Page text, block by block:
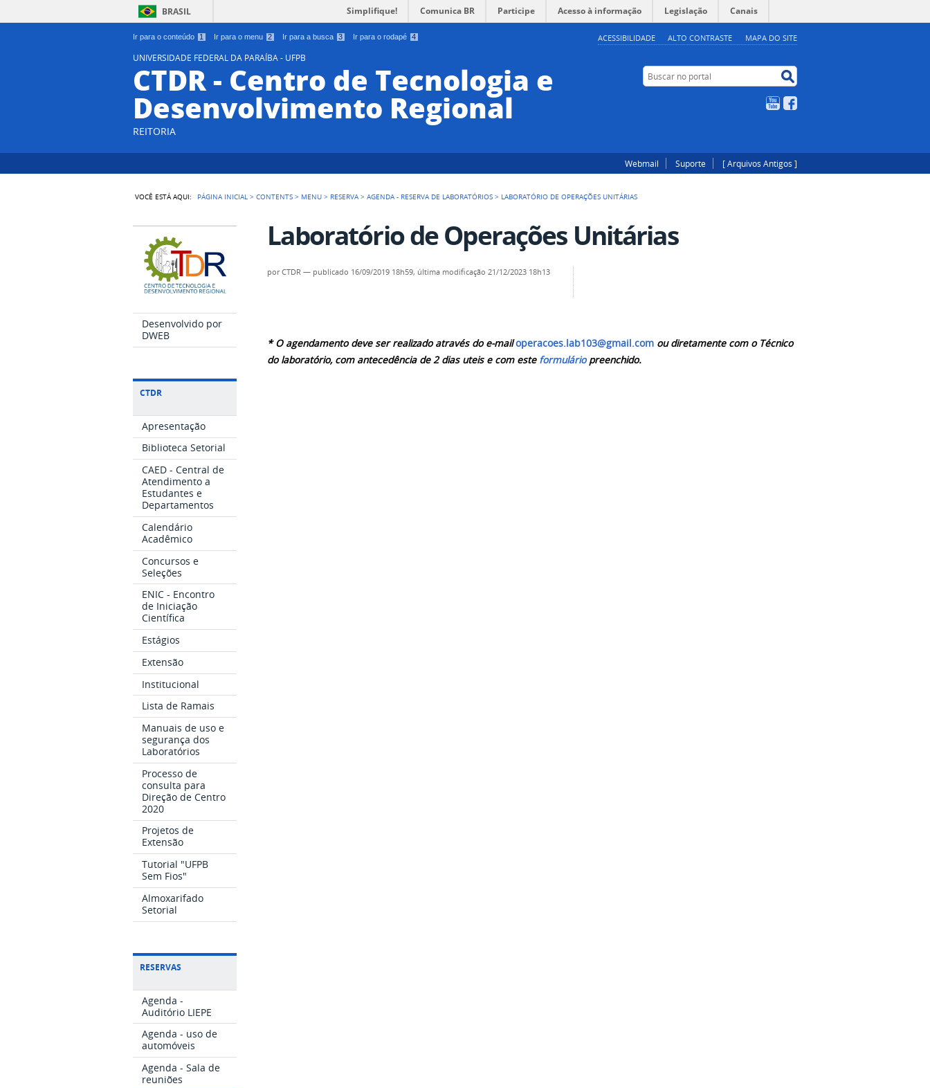
Ir para o conteúdo 1 Ir para o menu 2 Ir para a busca 3 Ir para o rodapé 4 ACESSIBILIDADE ALTO CONTRASTE MAPA DO SITE
BRASIL Simplifique! Comunica BR Participe Acesso à informação Legislação Canais
UNIVERSIDADE FEDERAL DA PARAÍBA - UFPB
CTDR - Centro de Tecnologia e
Desenvolvimento Regional
REITORIA
Buscar no portal
YouTube
Webmail Suporte [ Arquivos Antigos ]
VOCÊ ESTÁ AQUI: PÁGINA INICIAL >CONTENTS > MENU > RESERVA >AGENDA - RESERVA DE LABORATÓRIOS > LABORATÓRIO DE OPERAÇÕES UNITÁRIAS
Desenvolvido por
DWEB
CTDR
Apresentação
Biblioteca Setorial
CAED - Central de
Atendimento a
Estudantes e
Departamentos
Calendário
Acadêmico
Concursos e
Seleções
ENIC - Encontro
de Iniciação
Científica
Estágios
Extensão
Institucional
Lista de Ramais
Manuais de uso e
segurança dos
Laboratórios
Processo de
consulta para
Direção de Centro
2020
Projetos de
Extensão
Tutorial "UFPB
Sem Fios"
Almoxarifado
Setorial
RESERVAS
Agenda -
Auditório LIEPE
Agenda - uso de
automóveis
Agenda - Sala de
reuniões
Laboratório de Operações Unitárias
porCTDR — publicado 16/09/2019 18h59, última modificação 21/12/2023 18h13
* O agendamento deve ser realizado através do e-mailoperacoes.lab103@gmail.com ou diretamente com o Técnico
do laboratório, com antecedência de 2 dias uteis e com esteformuláriopreenchido.